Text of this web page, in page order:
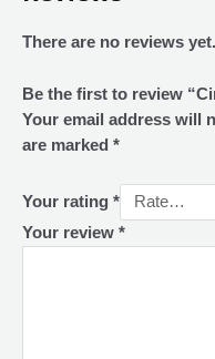
There are no reviews yet.
Be the first to review
Your email address will
are marked *
Your rating *
Your review *